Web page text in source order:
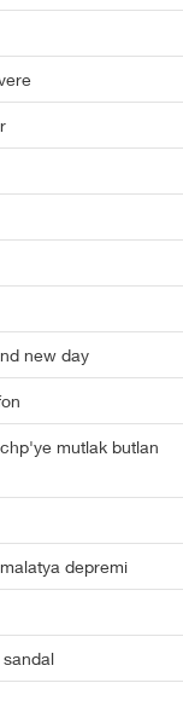
new day
mutlak butlan
depremi
sandal